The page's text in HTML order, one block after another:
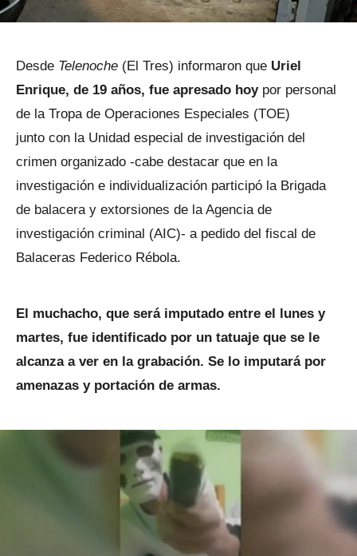
Desde Telenoche (El Tres) informaron que Uriel
Enrique, de 19 años, fue apresado hoy por personal
de la Tropa de Operaciones Especiales (TOE)
junto con la Unidad especial de investigación del
crimen organizado -cabe destacar que en la
investigación e individualización participó la Brigada
de balacera y extorsiones de la Agencia de
investigación criminal (AIC)- a pedido del fiscal de
Balaceras Federico Rébola.
El muchacho, que será imputado entre el lunes y
martes, fue identificado por un tatuaje que se le
alcanza a ver en la grabación. Se lo imputará por
amenazas y portación de armas.